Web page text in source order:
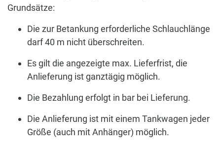
Grundsätze:
Die zur Betankung erforderliche Schlauchlänge
darf 40 m nicht überschreiten.
Es gilt die angezeigte max. Lieferfrist, die
Anlieferung ist ganztägig möglich.
Die Bezahlung erfolgt in bar bei Lieferung.
Die Anlieferung ist mit einem Tankwagen jeder
Größe (auch mit Anhänger) möglich.